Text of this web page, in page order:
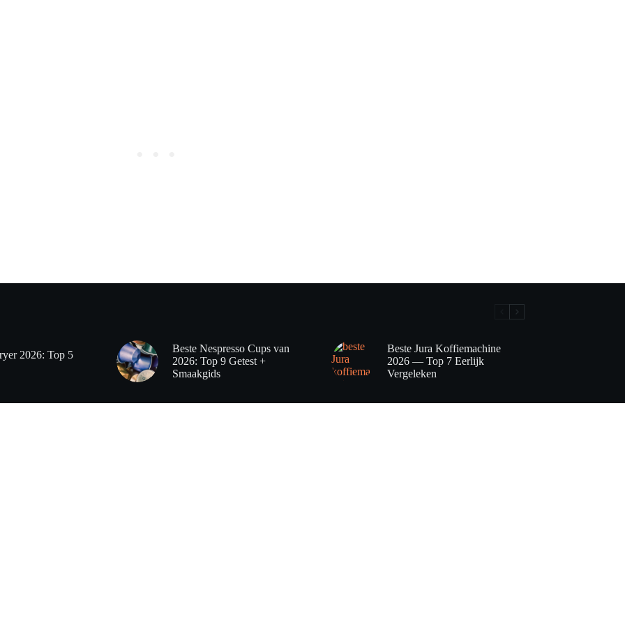
2026: Top 5
Beste Nespresso Cups van
2026: Top 9 Getest +
Smaakgids
Beste Jura Koffiemachine
2026 — Top 7 Eerlijk
Vergeleken